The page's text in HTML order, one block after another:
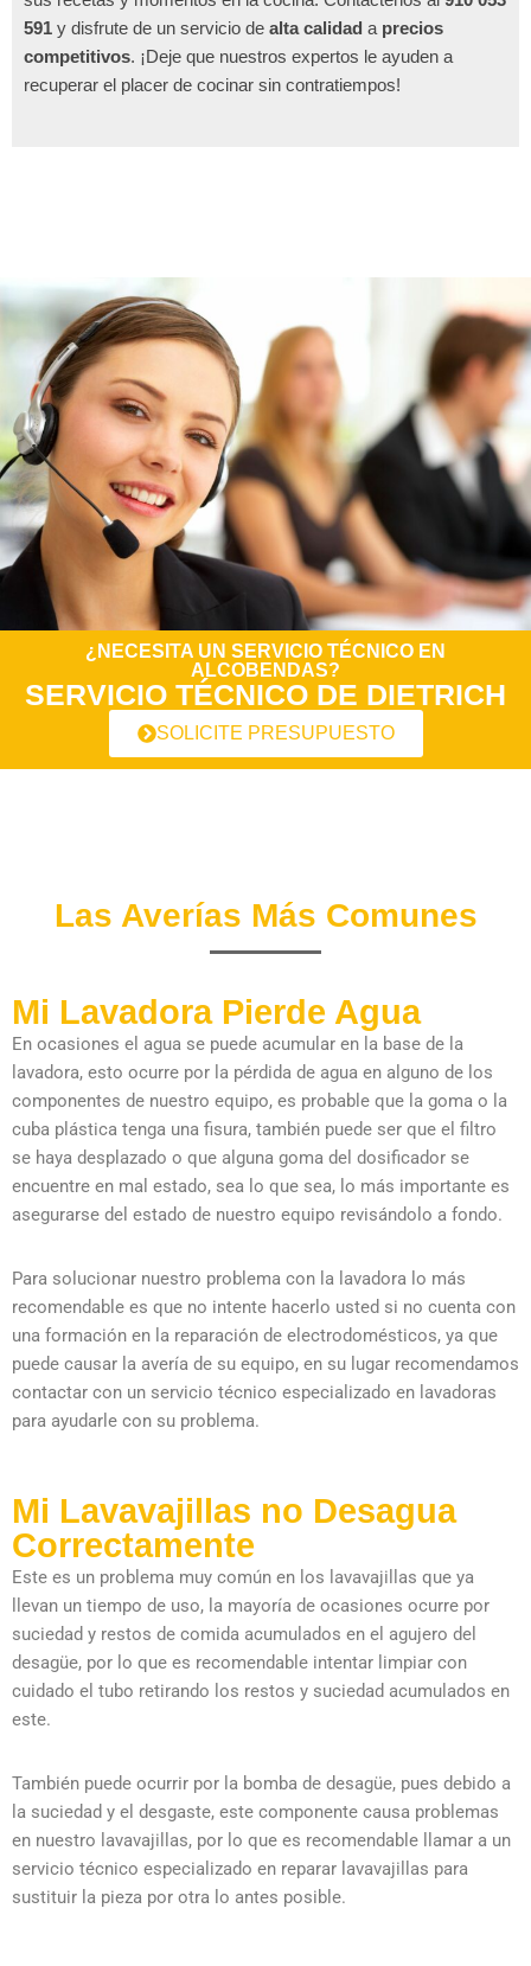
591 y disfrute de un servicio de alta calidad a precios
competitivos. ¡Deje que nuestros expertos le ayuden a
recuperar el placer de cocinar sin contratiempos!
¿NECESITA UN SERVICIO TÉCNICO EN
ALCOBENDAS?
SERVICIO TÉCNICO DE DIETRICH
SOLICITE PRESUPUESTO
Las Averías Más Comunes
Mi Lavadora Pierde Agua
En ocasiones el agua se puede acumular en la base de la
lavadora, esto ocurre por la pérdida de agua en alguno de los
componentes de nuestro equipo, es probable que la goma o la
cuba plástica tenga una fisura, también puede ser que el filtro
se haya desplazado o que alguna goma del dosificador se
encuentre en mal estado, sea lo que sea, lo más importante es
asegurarse del estado de nuestro equipo revisándolo a fondo.
Para solucionar nuestro problema con la lavadora lo más
recomendable es que no intente hacerlo usted si no cuenta con
una formación en la reparación de electrodomésticos, ya que
puede causar la avería de su equipo, en su lugar recomendamos
contactar con un servicio técnico especializado en lavadoras
para ayudarle con su problema.
Mi Lavavajillas no Desagua
Correctamente
Este es un problema muy común en los lavavajillas que ya
llevan un tiempo de uso, la mayoría de ocasiones ocurre por
suciedad y restos de comida acumulados en el agujero del
desagüe, por lo que es recomendable intentar limpiar con
cuidado el tubo retirando los restos y suciedad acumulados en
este.
También puede ocurrir por la bomba de desagüe, pues debido a
la suciedad y el desgaste, este componente causa problemas
en nuestro lavavajillas, por lo que es recomendable llamar a un
servicio técnico especializado en reparar lavavajillas para
sustituir la pieza por otra lo antes posible.